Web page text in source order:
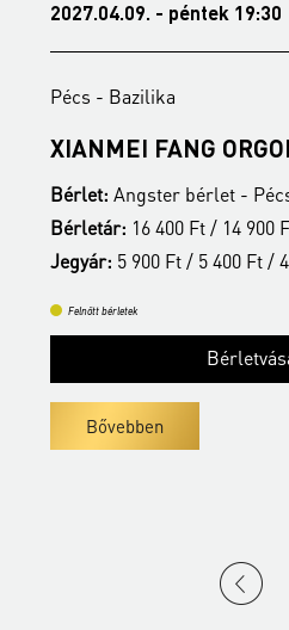
2027.04.09. - péntek 19:30
Pécs - Bazilika
XIANMEI FANG
Bérlet: Angster bérlet -
Bérletár: 16 400 Ft / 14 900
Jegyár: 5 900 Ft / 5 400 Ft /
Felnőtt bérletek
Bővebben